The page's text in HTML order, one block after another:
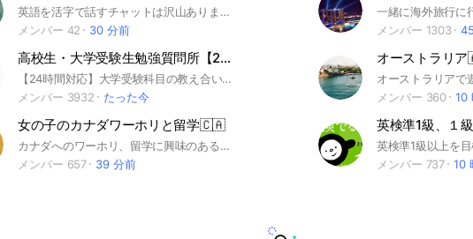
英語を活字で話すチャットは沢山ありますが実際話せる？ってなると難しいですよね 皆んなで楽しく時間があるときに英会話できたらと思いつくりました。気軽に参加お待ちしております♪
メンバー 42
30 分前
メンバー 1303
高校生・大学受験生勉強質問所【24時間対応】
【24時間対応】大学受験科目の教え合いをするグループです。 夜は質問できないというオープンチャットが多いので昼夜関係なく質問できるグループを作りました。 #勉強 #大学受験 #高校生 #受験生 #質問 #教え合い #理系 #数学 #化学 #生物 #物理 #理科 #英語 #研究室 #院試 #就活 #受験 #24時間
メンバー 3932
たった今
オーストラリ
メンバー 360
10
女の子のカナダワーホリと留学🇨🇦
カナダへのワーホリ、留学に興味のある方の質問のお部屋。みんなで交流しつつ、難しいことは現役留学カウンセラーがお答えします✊ #留学 #カナダ #バンクーバー #トロント
メンバー 657
39 分前
メンバー 737
10